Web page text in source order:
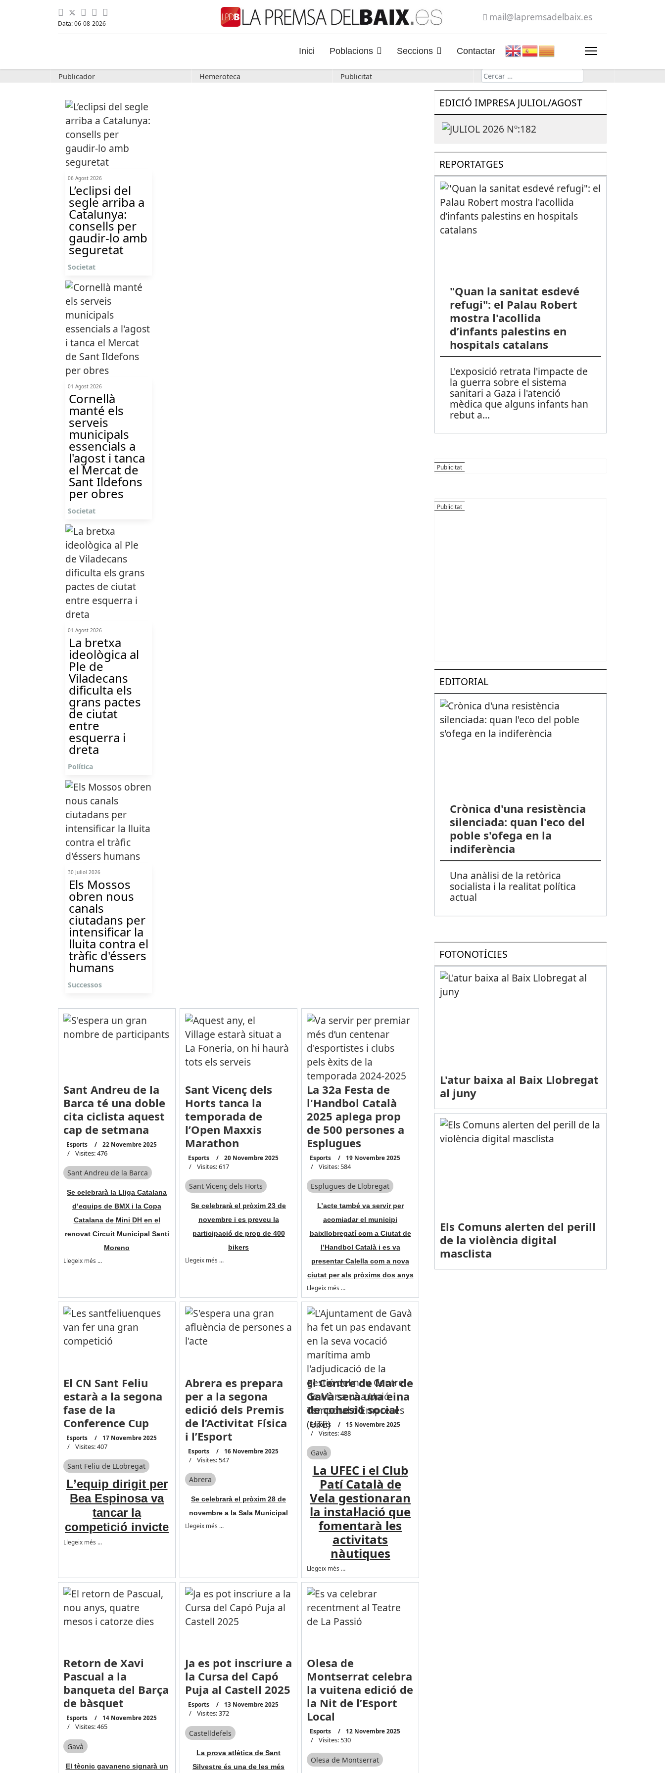
Data: 06-08-2026
mail@lapremsadelbaix.es
Inici Poblacions Seccions Contactar
Publicador Hemeroteca Publicitat Cerca
06 Agost 2026
L’eclipsi del
segle arriba a
Catalunya:
consells per
gaudir-lo amb
seguretat
Societat
01 Agost 2026
Cornellà
manté els
serveis
municipals
essencials a
l'agost i tanca
el Mercat de
Sant Ildefons
per obres
Societat
01 Agost 2026
La bretxa
ideològica al
Ple de
Viladecans
dificulta els
grans pactes
de ciutat
entre
esquerra i
dreta
Política
30 Juliol 2026
Els Mossos
obren nous
canals
ciutadans per
intensificar la
lluita contra el
tràfic d'éssers
humans
Successos
Sant Andreu de la
Barca té una doble
cita ciclista aquest
cap de setmana
Esports 22 Novembre 2025
Visites: 476
Sant Andreu de la Barca
Se celebrarà la Lliga Catalana
d’equips de BMX i la Copa
Catalana de Mini DH en el
renovat Circuit Municipal Santi
Moreno
Llegeix més …
Sant Vicenç dels
Horts tanca la
temporada de
l’Open Maxxis
Marathon
Esports 20 Novembre 2025
Visites: 617
Sant Vicenç dels Horts
Se celebrarà el pròxim 23 de
novembre i es preveu la
participació de prop de 400
bikers
Llegeix més …
La 32a Festa de
l'Handbol Català
2025 aplega prop
de 500 persones a
Esplugues
Esports 19 Novembre 2025
Visites: 584
Esplugues de Llobregat
L’acte també va servir per
acomiadar el municipi
baixllobregatí com a Ciutat de
l’Handbol Català i es va
presentar Calella com a nova
ciutat per als pròxims dos anys
Llegeix més …
El CN Sant Feliu
estarà a la segona
fase de la
Conference Cup
Esports 17 Novembre 2025
Visites: 407
Sant Feliu de LLobregat
L’equip dirigit per
Bea Espinosa va
tancar la
competició invicte
Llegeix més …
Abrera es prepara
per a la segona
edició dels Premis
de l’Activitat Física
i l’Esport
Esports 16 Novembre 2025
Visites: 547
Abrera
Se celebrarà el pròxim 28 de
novembre a la Sala Municipal
Llegeix més …
El Centre de Mar de
Gavà serà una eina
de cohesió social
Esports 15 Novembre 2025
Visites: 488
Gavà
La UFEC i el Club
Patí Català de
Vela gestionaran
la instal·lació que
fomentarà les
activitats
nàutiques
Llegeix més …
Retorn de Xavi
Pascual a la
banqueta del Barça
de bàsquet
Esports 14 Novembre 2025
Visites: 465
Gavà
El tècnic gavanenc signarà un
Ja es pot inscriure a
la Cursa del Capó
Puja al Castell 2025
Esports 13 Novembre 2025
Visites: 372
Castelldefels
La prova atlètica de Sant
Silvestre és una de les més
Olesa de
Montserrat celebra
la vuitena edició de
la Nit de l’Esport
Local
Esports 12 Novembre 2025
Visites: 530
Olesa de Montserrat
EDICIÓ IMPRESA JULIOL/AGOST
REPORTATGES
"Quan la sanitat esdevé
refugi": el Palau Robert
mostra l'acollida
d’infants palestins en
hospitals catalans
L'exposició retrata l'impacte de
la guerra sobre el sistema
sanitari a Gaza i l'atenció
mèdica que alguns infants han
rebut a...
EDITORIAL
Crònica d'una resistència
silenciada: quan l'eco del
poble s'ofega en la
indiferència
Una anàlisi de la retòrica
socialista i la realitat política
actual
FOTONOTÍCIES
L'atur baixa al Baix Llobregat
al juny
Els Comuns alerten del perill
de la violència digital
masclista